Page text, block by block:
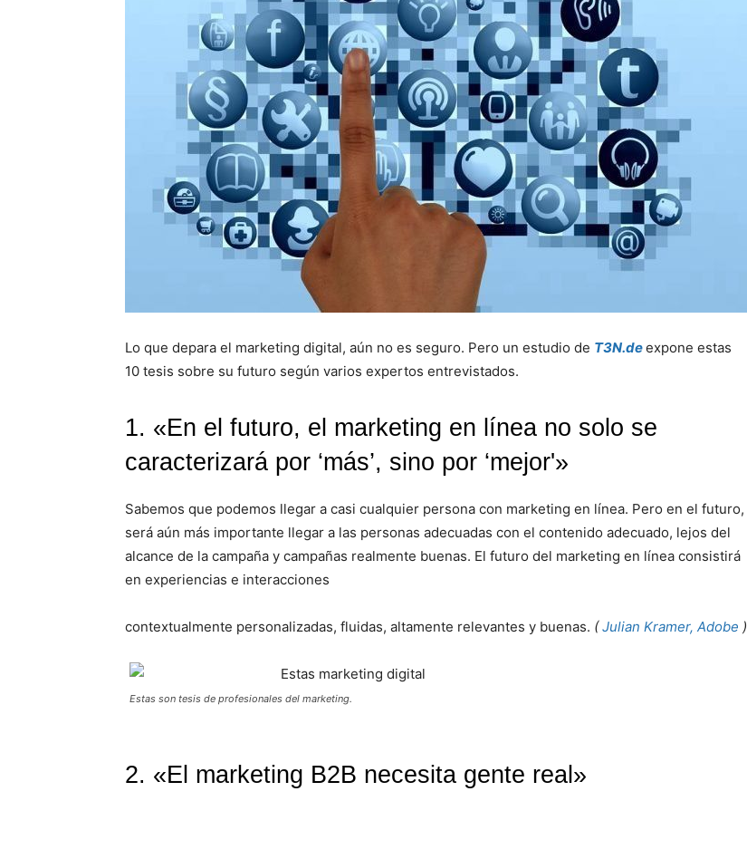
Lo que depara el marketing digital, aún no es seguro. Pero un estudio de T3N.deexpone estas
10 tesis sobre su futuro según varios expertos entrevistados.
1. «En el futuro, el marketing en línea no solo se
caracterizará por ‘más’, sino por ‘mejor'»
Sabemos que podemos llegar a casi cualquier persona con marketing en línea. Pero en el futuro,
será aún más importante llegar a las personas adecuadas con el contenido adecuado, lejos del
alcance de la campaña y campañas realmente buenas. El futuro del marketing en línea consistirá
en experiencias e interacciones
contextualmente personalizadas, fluidas, altamente relevantes y buenas. (Julian Kramer, Adobe )
Estas son tesis de profesionales del marketing.
2. «El marketing B2B necesita gente real»